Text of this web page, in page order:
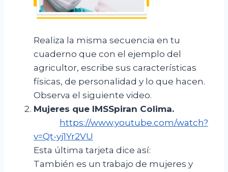
Realiza la misma secuencia en tu
cuaderno que con el ejemplo del
agricultor, escribe sus características
físicas, de personalidad y lo que hacen.
Observa el siguiente video.
Mujeres que IMSSpiran Colima.
https://www.youtube.com/watch?
v=Qt-yj1Yr2VU
Esta última tarjeta dice así:
También es un trabajo de mujeres y